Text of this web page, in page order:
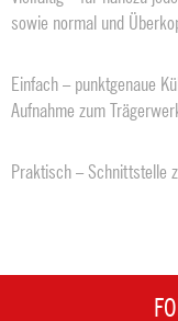
sowie normal und
Einfach – punktgenaue
Aufnahme zum
Praktisch – Schnittstelle